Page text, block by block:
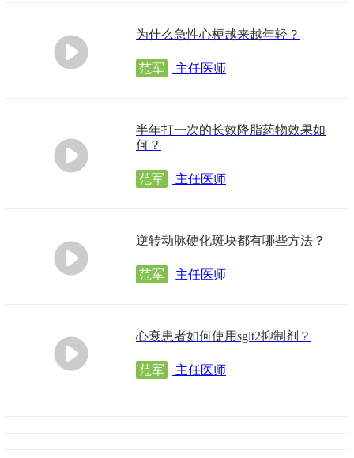
为什么急性心梗越来越年轻？
范军 主任医师
半年打一次的长效降脂药物效果如
何？
范军 主任医师
逆转动脉硬化斑块都有哪些方法？
范军 主任医师
心衰患者如何使用sglt2抑制剂？
范军 主任医师